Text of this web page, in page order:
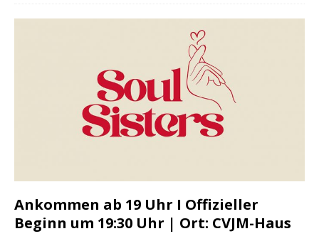
Ankommen ab 19 Uhr I Offizieller
Beginn um 19:30 Uhr | Ort: CVJM-Haus